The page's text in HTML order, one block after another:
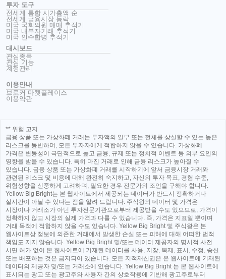
투자 도구
전세계 통합 시가총액 순
전세계 금융시장 등락
미국 국회의원 매매 추적기
미국 내부자거래 추적기
미국 인수합병 추적기
대시보드
관심종목
관심 기능
계정관리
이용안내
브로커 마켓플레이스
이용약관
** 위험 고지
금융 상품 또는 가상화폐 거래는 투자액의 일부 또는 전체를 상실할 수 있는 높은
리스크를 동반하며, 모든 투자자에게 적합하지 않을 수 있습니다. 가상화폐
가격은 변동성이 극단적으로 높고 금융, 규제 또는 정치적 이벤트 등 외부 요인의
영향을 받을 수 있습니다. 특히 마진 거래로 인해 금융 리스크가 높아질 수
있습니다. 금융 상품 또는 가상화폐 거래를 시작하기에 앞서 금융시장 거래와
관련된 리스크 및 비용에 대해 완전히 숙지하고, 자신의 투자 목표, 경험 수준,
위험성향을 신중하게 고려하며, 필요한 경우 전문가의 조언을 구해야 합니다.
Yellow Big Bright는 본 웹사이트에서 제공되는 데이터가 반드시 정확하거나
실시간이 아닐 수 있다는 점을 알려 드립니다. 주식왕의 데이터 및 가격은
시장이나 거래소가 아닌 투자전문기관으로부터 제공받을 수도 있으므로, 가격이
정확하지 않고 시장의 실제 가격과 다를 수 있습니다. 즉, 가격은 지표일 뿐이며
거래 목적에 적합하지 않을 수도 있습니다. Yellow Big Bright 및 주식왕은 본
웹사이트상 정보에 의존한 거래에서 발생한 손실 또는 피해에 대해 어떠한 법적
책임도 지지 않습니다. Yellow Big Bright 및/또는 데이터 제공자의 명시적 사전
서면 허가 없이 본 웹사이트에 기재된 데이터를 사용, 저장, 복제, 표시, 수정, 송신
또는 배포하는 것은 금지되어 있습니다. 모든 지적재산권은 본 웹사이트에 기재된
데이터의 제공자 및/또는 거래소에 있습니다. Yellow Big Bright 는 본 웹사이트에
표시되는 광고 또는 광고주와 사용자 간의 상호작용에 기반해 광고주로부터